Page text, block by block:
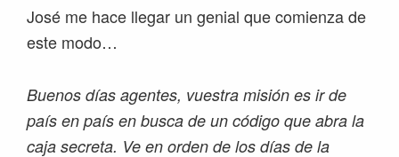
José me hace llegar un genial que comienza de
este modo…
Buenos días agentes, vuestra misión es ir de
país en país en busca de un código que abra la
caja secreta. Ve en orden de los días de la